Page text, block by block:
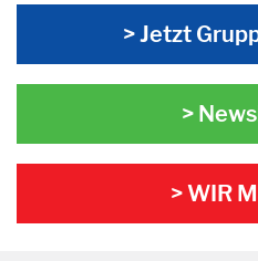
> Jetzt
>
> WIR